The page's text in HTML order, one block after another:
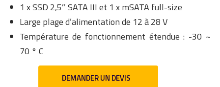
1 x SSD 2,5″ SATA III et 1 x mSATA full-size
Large plage d’alimentation de 12 à 28 V
Température de fonctionnement étendue : -30 ~
70 ° C
DEMANDER UN DEVIS